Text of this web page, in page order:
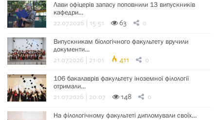
Лави офіцерів запасу поповнили 13 випускників
кафедри…
22.07.2026 | 15:51 63 0
Випускникам біологічного факультету вручили
документи…
21.07.2026 | 21:01 411 0
106 бакалаврів факультету іноземної філології
отримали…
21.07.2026 | 20:07 148 0
На філологічному факультеті дипломували своїх…